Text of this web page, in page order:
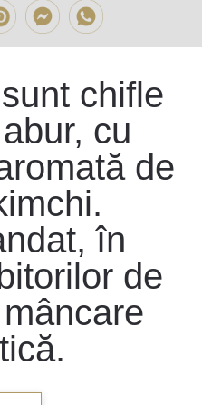
chifle
cu
de
în
de